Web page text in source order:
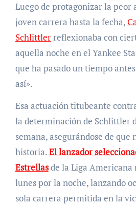
Luego de protagonizar la peor actuación de su
joven carrera hasta la fecha,
Schlittlerreflexionaba con
aquella noche en el Yankee
que ha pasado un tiempo
así».
Esa actuación titubeante
la determinación de Schlittler
semana, asegurándose de que
historia.El lanzador
Estrellasde la Liga Americana
lunes por la noche, lanzando
sola carrera permitida en la